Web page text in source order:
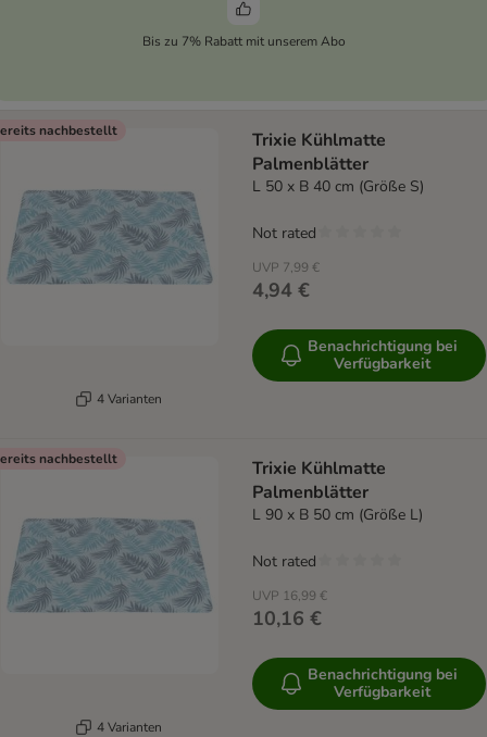
Bis zu 7% Rabatt mit unserem Abo
nachbestellt
4 Varianten
Trixie Kühlmatte
Palmenblätter
L 50 x B 40 cm (Größe S)
UVP 7,99 €
4,94 €
Not rated
Benachrichtigung bei
Verfügbarkeit
nachbestellt
4 Varianten
Trixie Kühlmatte
Palmenblätter
L 90 x B 50 cm (Größe L)
UVP 16,99 €
10,16 €
Not rated
Benachrichtigung bei
Verfügbarkeit